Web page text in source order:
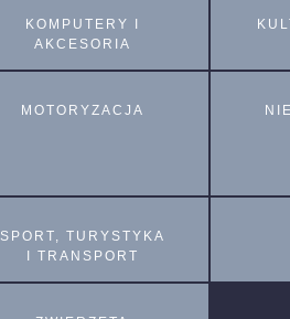
KOMPUTERY I
AKCESORIA
MOTORYZACJA
SPORT, TURYSTYKA
I TRANSPORT